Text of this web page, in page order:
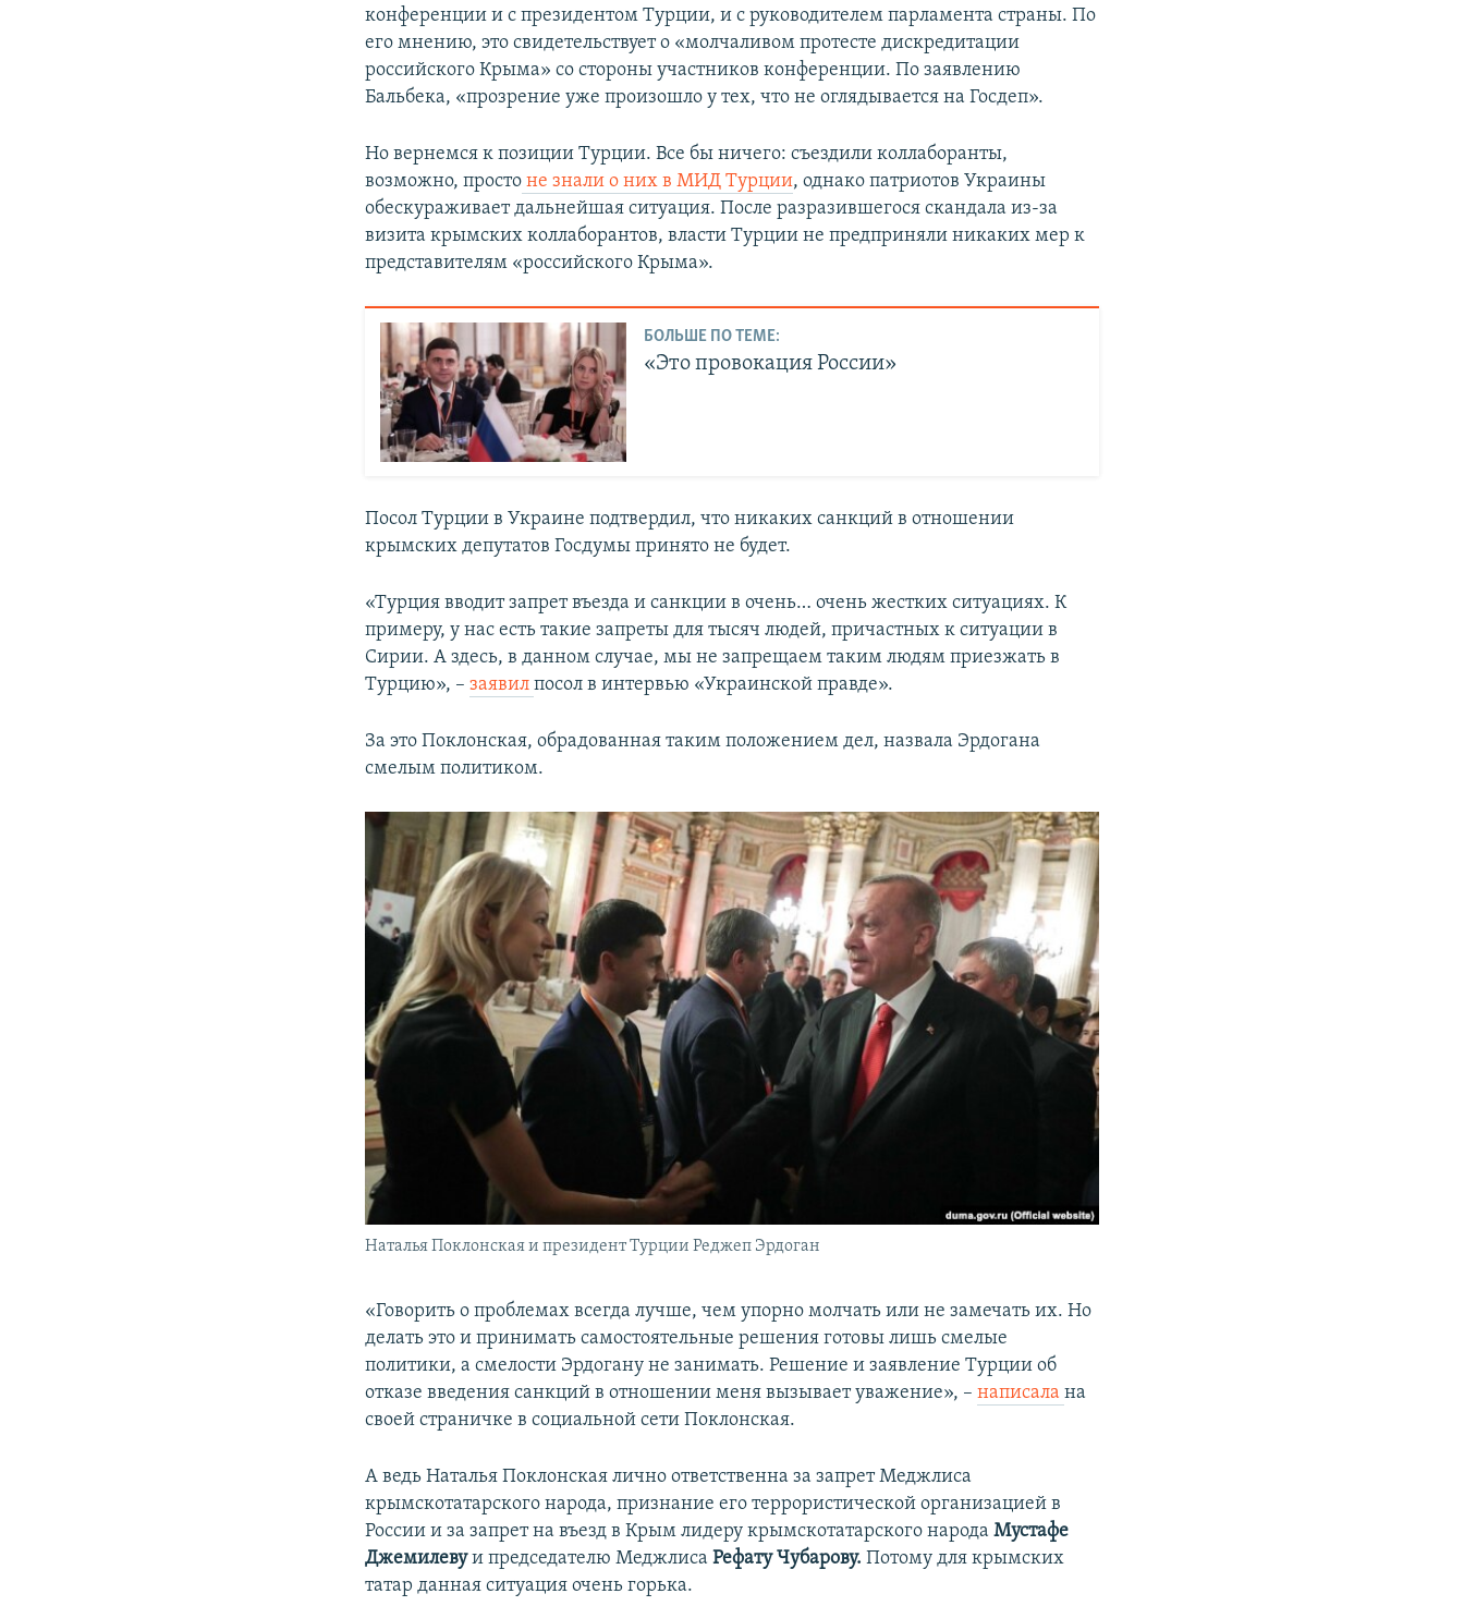
конференции и с президентом Турции, и с руководителем парламента страны. По
его мнению, это свидетельствует о «молчаливом протесте дискредитации
российского Крыма» со стороны участников конференции. По заявлению
Бальбека, «прозрение уже произошло у тех, что не оглядывается на Госдеп».
Но вернемся к позиции Турции. Все бы ничего: съездили коллаборанты,
возможно, просто не знали о них в МИД Турции, однако патриотов Украины
обескураживает дальнейшая ситуация. После разразившегося скандала из-за
визита крымских коллаборантов, власти Турции не предприняли никаких мер к
представителям «российского Крыма».
БОЛЬШЕ ПО ТЕМЕ:
«Это провокация России»
Посол Турции в Украине подтвердил, что никаких санкций в отношении
крымских депутатов Госдумы принято не будет.
«Турция вводит запрет въезда и санкции в очень… очень жестких ситуациях. К
примеру, у нас есть такие запреты для тысяч людей, причастных к ситуации в
Сирии. А здесь, в данном случае, мы не запрещаем таким людям приезжать в
Турцию», –заявилпосол в интервью «Украинской правде».
За это Поклонская, обрадованная таким положением дел, назвала Эрдогана
смелым политиком.
Наталья Поклонская и президент Турции Реджеп Эрдоган
«Говорить о проблемах всегда лучше, чем упорно молчать или не замечать их. Но
делать это и принимать самостоятельные решения готовы лишь смелые
политики, а смелости Эрдогану не занимать. Решение и заявление Турции об
отказе введения санкций в отношении меня вызывает уважение», –написалана
своей страничке в социальной сети Поклонская.
А ведь Наталья Поклонская лично ответственна за запрет Меджлиса
крымскотатарского народа, признание его террористической организацией в
России и за запрет на въезд в Крым лидеру крымскотатарского народаМустафе
Джемилевуи председателю Меджлиса Рефату Чубарову. Потому для крымских
татар данная ситуация очень горька.